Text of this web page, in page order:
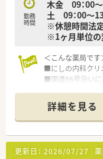
■現場の声を積極
タッフ同士のコ
勤務
時間
木金 09：00～
土 09：00～13
※休憩時間法
※1ヶ月単位の
＜こんな薬局です
■にしの内科クリ
■国道56号沿いに
■コンビニやスー
にお買い物をし
■業務短縮の為最
ード、ピッキング
■薬剤師常時3名
詳細を見る
更新日： 2026/07/27